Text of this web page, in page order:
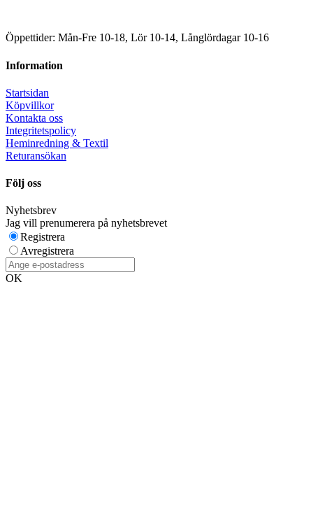
Öppettider: Mån-Fre 10-18, Lör 10-14, Långlördagar 10-16
Information
Startsidan
Köpvillkor
Kontakta oss
Integritetspolicy
Heminredning & Textil
Returansökan
Följ oss
Nyhetsbrev
Jag vill prenumerera på nyhetsbrevet
Registrera
Avregistrera
OK